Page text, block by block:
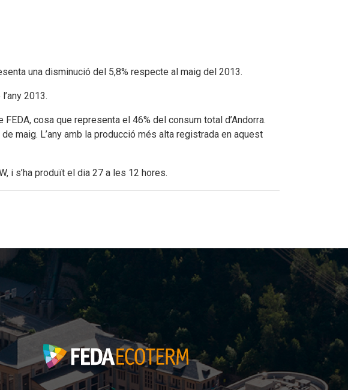
una disminució del 5,8% respecte al maig del 2013.
2013.
cosa que representa el 46% del consum total d’Andorra.
maig. L’any amb la producció més alta registrada en aquest
i s’ha produït el dia 27 a les 12 hores.